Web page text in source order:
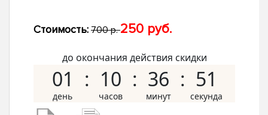
Стоимость: 700 р.250 руб.
до окончания действия скидки
01 10 36 50